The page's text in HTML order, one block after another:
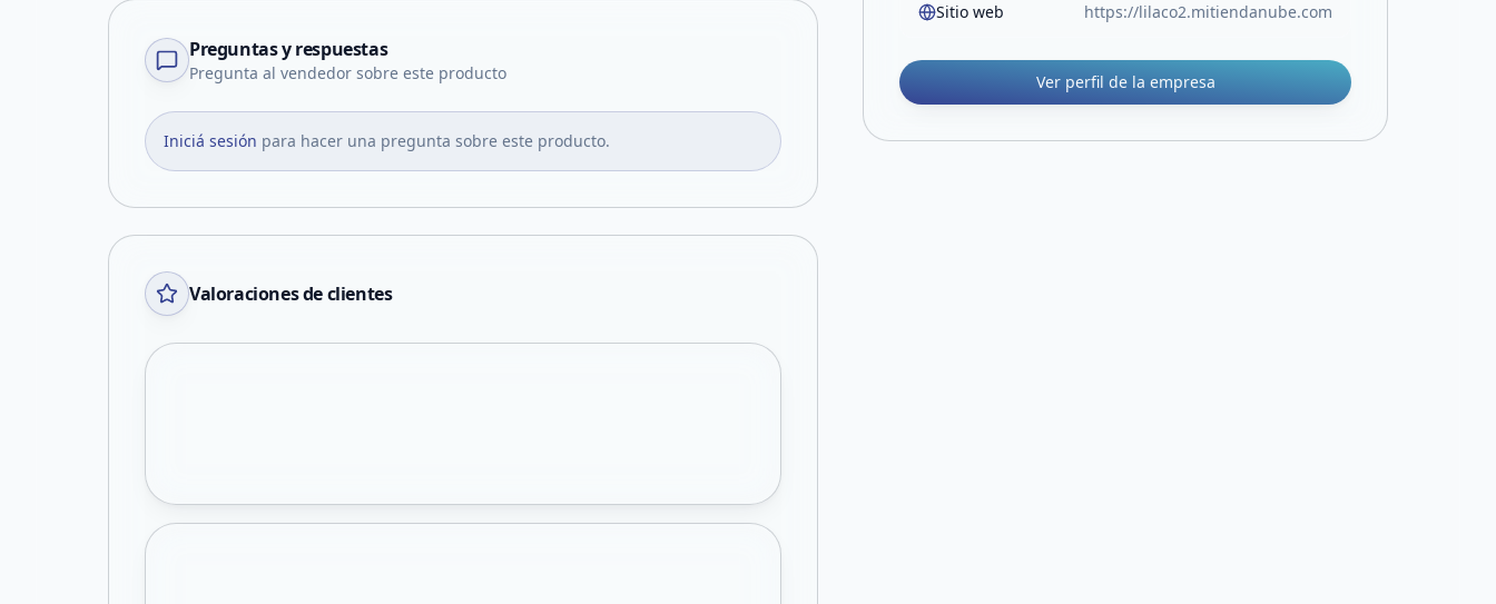
Preguntas y respuestas
Pregunta al vendedor sobre este producto
Iniciá sesión para hacer una pregunta sobre este producto.
Valoraciones de clientes
Sitio web https://lilaco2.mitiendanube.com
Ver perfil de la empresa